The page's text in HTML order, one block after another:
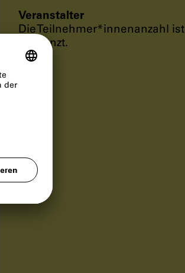
Veranstalter
Die Teilnehmer*innenanzahl ist
begrenzt.